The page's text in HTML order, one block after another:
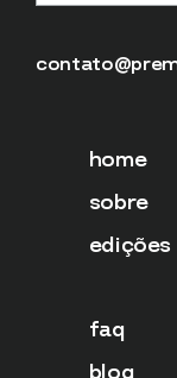
home
sobre
edições
faq